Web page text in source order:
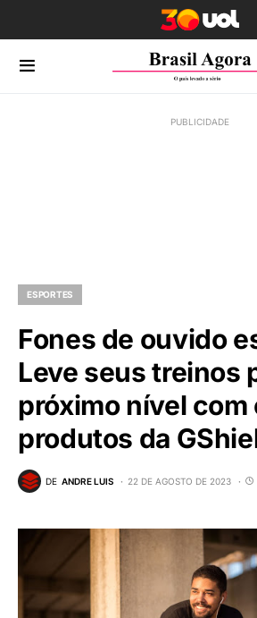
ESPORTES
Fones de ouvido
Leve seus treinos
próximo nível com
produtos da
DE ANDRE LUIS 22 DE AGOSTO DE 2023